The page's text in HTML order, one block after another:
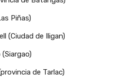
Piñas)
(Ciudad de Iligan)
de Tarlac)